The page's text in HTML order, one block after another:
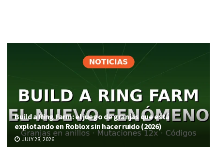
Build a Ring Farm: el juego de granjas que está
explotando en Roblox sin hacer ruido (2026)
JULY 28, 2026